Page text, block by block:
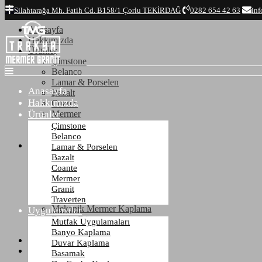
Top
Anasayfa
Hakkımızda
Ürünler
Çimstone
Belanco
Lamar & Porselen
Bazalt
Coante
Mermer
Granit
Traverten
Uygulamalar
Mutfak Uygulamaları
Banyo Kaplama
Duvar Kaplama
Basamak
Dış Cephe Kaplama
Mekanik Mermer Kaplama
Zemin Döşeme
Mezar - Kabristan
Referanslar
İletişim
Silahtarağa Mh. Fatih Cd. B158/1 Çorlu TEKİRDAĞ 0282 654 42 63
Anasayfa
Hakkımızda
Ürünler
Çimstone
Belanco
Lamar & Porselen
Bazalt
Coante
Mermer
Granit
Traverten
Uygulamalar
Mutfak Uygulamaları
Banyo Kaplama
Duvar Kaplama
Basamak